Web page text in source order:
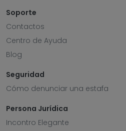
Soporte
Contactos
Centro de Ayuda
Blog
Seguridad
Cómo denunciar una estafa
Persona Jurídica
Incontro Elegante